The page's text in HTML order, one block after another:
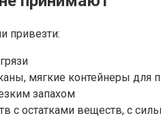
привезти:
мягкие контейнеры для
запахом
с остатками веществ, с